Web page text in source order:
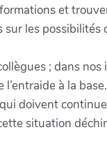
et
les
; dans
à la
doivent
situation